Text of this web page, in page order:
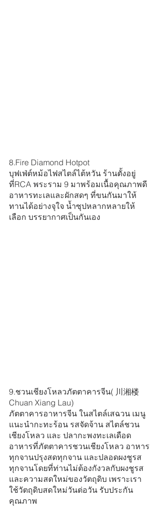
8.Fire Diamond Hotpot
บุฟเฟ่ต์หม้อไฟสไตล์ไต้หวัน ร้านตั้งอยู่
ที่RCA พระราม 9 มาพร้อมเนื้อคุณภาพดี
อาหารทะเลและผักสดๆ ที่ขนกันมาให้
ทานได้อย่างจุใจ น้ำซุปหลากหลายให้
เลือก บรรยากาศเป็นกันเอง
9.ชวนเชียงโหลวภัตตาคารจีน( 川湘楼
Chuan Xiang Lau)
ภัตตาคารอาหารจีน ในสไตล์เสฉวน เมนู
แนะนำกะทะร้อน​ รสจัดจ้าน​ สไตล์​ชวน
เชียงโหลว และ ปลากะพงทะเลเดือด ​
อาหารที่​ภัตตาคารชวนเชียงโหลว​ อาหาร
ทุกจานปรุงสด​ทุกจาน​ และปลอดผงชูรส​
ทุกจาน​โดยที่ท่านไม่ต้องกังวล​กับผงชูรส​
และความสดใหม่​ของวัตถุดิบ​ เพราะเรา
ใช้วัตถุดิบ​สด​ใหม่​วันต่อวัน​ รับประกัน
คุณภาพ​